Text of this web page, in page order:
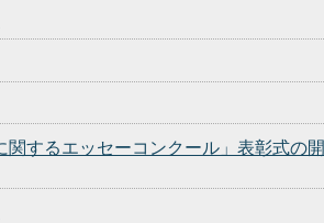
するエッセーコンクール」表彰式の開